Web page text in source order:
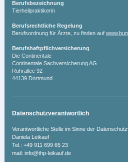
Berufsbezeichnung
Tierheilpraktikerin
Berufsrechtliche Regelung
Berufsordnung für Ärzte, zu finden auf
Berufshaftpflichversicherung
Die Continentale
Continentale Sachversicherung AG
Ruhrallee 92
44139 Dortmund
Datenschutzverantwortlich
Verantwortliche Stelle im Sinne der
Daniela Leikauf
Tel.: +49 911 699 65 23
mail: info@thp-leikauf.de